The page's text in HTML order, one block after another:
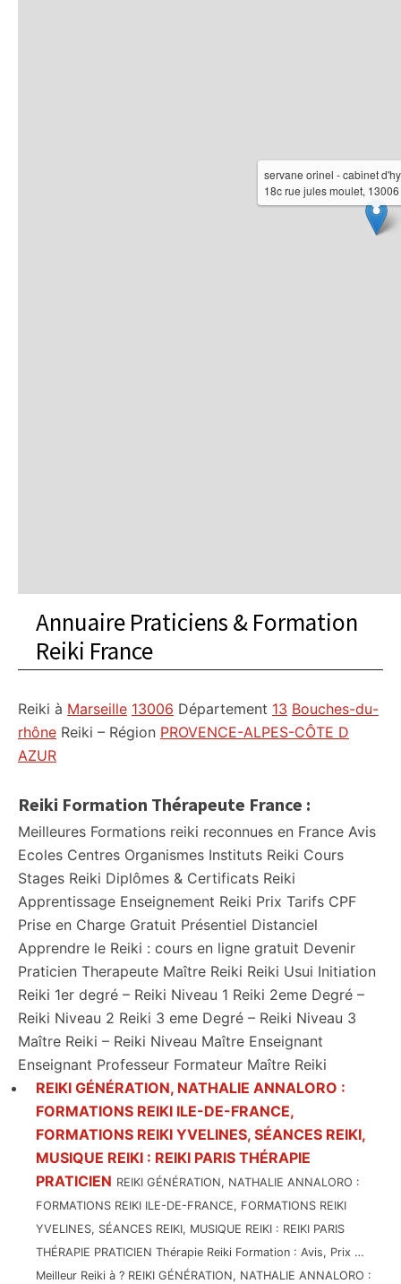
servane orinel - cabinet
18c rue jules moulet,
Annuaire Praticiens & Formation
Reiki France
Reiki à Marseille 13006 Département 13 Bouches-du-
rhône Reiki – Région PROVENCE-ALPES-CÔTE D
AZUR
Reiki Formation Thérapeute France :
Meilleures Formations reiki reconnues en France Avis
Ecoles Centres Organismes Instituts Reiki Cours
Stages Reiki Diplômes & Certificats Reiki
Apprentissage Enseignement Reiki Prix Tarifs CPF
Prise en Charge Gratuit Présentiel Distanciel
Apprendre le Reiki : cours en ligne gratuit Devenir
Praticien Therapeute Maître Reiki Reiki Usui Initiation
Reiki 1er degré – Reiki Niveau 1 Reiki 2eme Degré –
Reiki Niveau 2 Reiki 3 eme Degré – Reiki Niveau 3
Maître Reiki – Reiki Niveau Maître Enseignant
Enseignant Professeur Formateur Maître Reiki
REIKI GÉNÉRATION, NATHALIE ANNALORO :
FORMATIONS REIKI ILE-DE-FRANCE,
FORMATIONS REIKI YVELINES, SÉANCES REIKI,
MUSIQUE REIKI : REIKI PARIS THÉRAPIE
PRATICIEN REIKI GÉNÉRATION, NATHALIE ANNALORO :
FORMATIONS REIKI ILE-DE-FRANCE, FORMATIONS REIKI
YVELINES, SÉANCES REIKI, MUSIQUE REIKI : REIKI PARIS
THÉRAPIE PRATICIEN Thérapie Reiki Formation : Avis, Prix …
Meilleur Reiki à ? REIKI GÉNÉRATION, NATHALIE ANNALORO :